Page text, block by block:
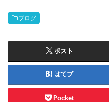
ブログ
ポスト
はてブ
Pocket